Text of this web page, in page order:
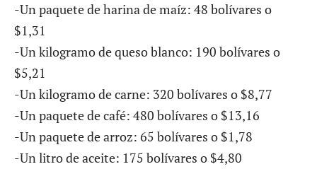
-Un paquete de harina de maíz: 48 bolívares o
$1,31
-Un kilogramo de queso blanco: 190 bolívares o
$5,21
-Un kilogramo de carne: 320 bolívares o $8,77
-Un paquete de café: 480 bolívares o $13,16
-Un paquete de arroz: 65 bolívares o $1,78
-Un litro de aceite: 175 bolívares o $4,80